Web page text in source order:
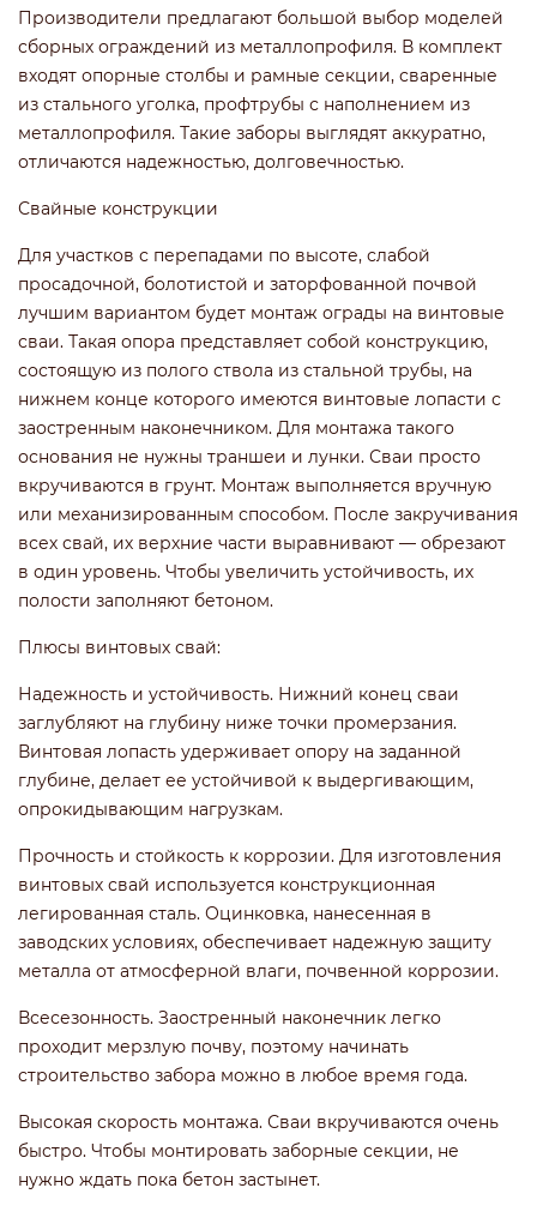
Производители предлагают большой выбор моделей
сборных ограждений из металлопрофиля. В комплект
входят опорные столбы и рамные секции, сваренные
из стального уголка, профтрубы с наполнением из
металлопрофиля. Такие заборы выглядят аккуратно,
отличаются надежностью, долговечностью.
Свайные конструкции
Для участков с перепадами по высоте, слабой
просадочной, болотистой и заторфованной почвой
лучшим вариантом будет монтаж ограды на винтовые
сваи. Такая опора представляет собой конструкцию,
состоящую из полого ствола из стальной трубы, на
нижнем конце которого имеются винтовые лопасти с
заостренным наконечником. Для монтажа такого
основания не нужны траншеи и лунки. Сваи просто
вкручиваются в грунт. Монтаж выполняется вручную
или механизированным способом. После закручивания
всех свай, их верхние части выравнивают — обрезают
в один уровень. Чтобы увеличить устойчивость, их
полости заполняют бетоном.
Плюсы винтовых свай:
Надежность и устойчивость. Нижний конец сваи
заглубляют на глубину ниже точки промерзания.
Винтовая лопасть удерживает опору на заданной
глубине, делает ее устойчивой к выдергивающим,
опрокидывающим нагрузкам.
Прочность и стойкость к коррозии. Для изготовления
винтовых свай используется конструкционная
легированная сталь. Оцинковка, нанесенная в
заводских условиях, обеспечивает надежную защиту
металла от атмосферной влаги, почвенной коррозии.
Всесезонность. Заостренный наконечник легко
проходит мерзлую почву, поэтому начинать
строительство забора можно в любое время года.
Высокая скорость монтажа. Сваи вкручиваются очень
быстро. Чтобы монтировать заборные секции, не
нужно ждать пока бетон застынет.